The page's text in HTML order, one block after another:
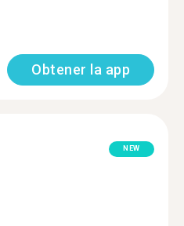
Obtener la app
NEW